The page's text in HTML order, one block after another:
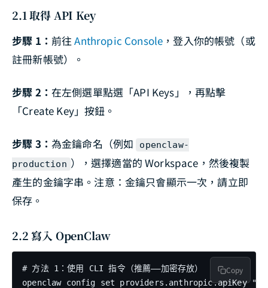
2.1 取得 API Key
步驟 1： 前往Anthropic Console ，登入你的帳號（或
註冊新帳號）。
步驟 2： 在左側選單點選「API Keys」，再點擊
「Create Key」按鈕。
步驟 3： 為金鑰命名（例如
openclaw-
production ），選擇適當的 Workspace，然後複製
產生的金鑰字串。注意：金鑰只會顯示一次，請立即
保存。
2.2 寫入 OpenClaw
# 方法 1：使用 CLI 指令（推薦——加密存放）
openclaw config set providers.anthropic.apiKey
Copy